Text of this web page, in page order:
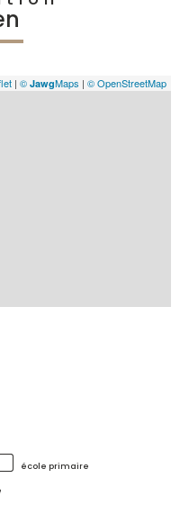
| © JawgMaps | © OpenStreetMap
école primaire